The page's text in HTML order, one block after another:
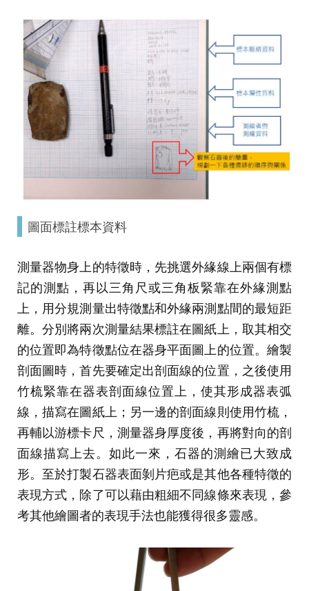
圖面標註標本資料
測量器物身上的特徵時，先挑選外緣線上兩個有標
記的測點，再以三角尺或三角板緊靠在外緣測點
上，用分規測量出特徵點和外緣兩測點間的最短距
離。分別將兩次測量結果標註在圖紙上，取其相交
的位置即為特徵點位在器身平面圖上的位置。繪製
剖面圖時，首先要確定出剖面線的位置，之後使用
竹梳緊靠在器表剖面線位置上，使其形成器表弧
線，描寫在圖紙上；另一邊的剖面線則使用竹梳，
再輔以游標卡尺，測量器身厚度後，再將對向的剖
面線描寫上去。如此一來，石器的測繪已大致成
形。至於打製石器表面剝片疤或是其他各種特徵的
表現方式，除了可以藉由粗細不同線條來表現，參
考其他繪圖者的表現手法也能獲得很多靈感。